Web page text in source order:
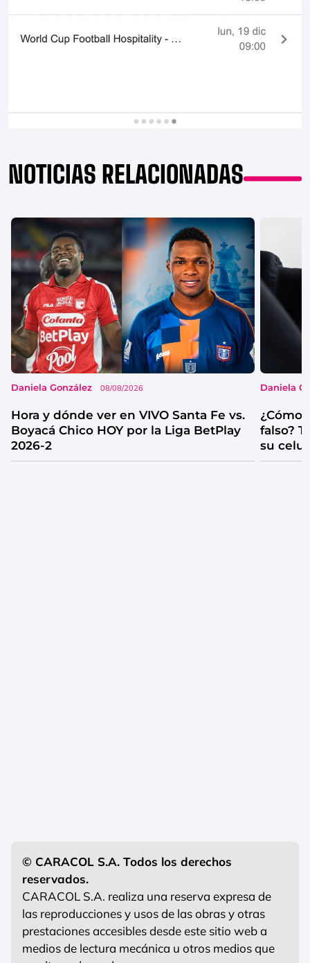
NOTICIAS RELACIONADAS
Daniela González 08/08/2026
Hora y dónde ver en VIVO Santa Fe vs.
Boyacá Chico HOY por la Liga BetPlay
2026-2
Daniela
¿Cómo
falso?
su
© CARACOL S.A. Todos los derechos
reservados.
CARACOL S.A. realiza una reserva expresa de
las reproducciones y usos de las obras y otras
prestaciones accesibles desde este sitio web a
medios de lectura mecánica u otros medios que